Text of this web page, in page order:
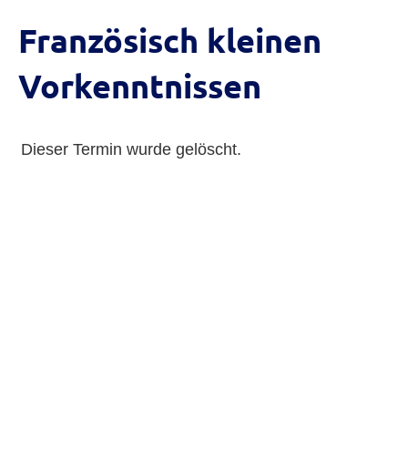
Französisch kleinen
Vorkenntnissen
Dieser Termin wurde gelöscht.